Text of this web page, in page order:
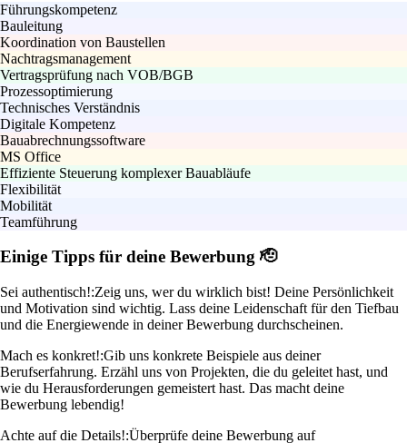
Führungskompetenz
Bauleitung
Koordination von Baustellen
Nachtragsmanagement
Vertragsprüfung nach VOB/BGB
Prozessoptimierung
Technisches Verständnis
Digitale Kompetenz
Bauabrechnungssoftware
MS Office
Effiziente Steuerung komplexer Bauabläufe
Flexibilität
Mobilität
Teamführung
Einige Tipps für deine Bewerbung 🫡
Sei authentisch!:Zeig uns, wer du wirklich bist! Deine Persönlichkeit
und Motivation sind wichtig. Lass deine Leidenschaft für den Tiefbau
und die Energiewende in deiner Bewerbung durchscheinen.
Mach es konkret!:Gib uns konkrete Beispiele aus deiner
Berufserfahrung. Erzähl uns von Projekten, die du geleitet hast, und
wie du Herausforderungen gemeistert hast. Das macht deine
Bewerbung lebendig!
Achte auf die Details!:Überprüfe deine Bewerbung auf